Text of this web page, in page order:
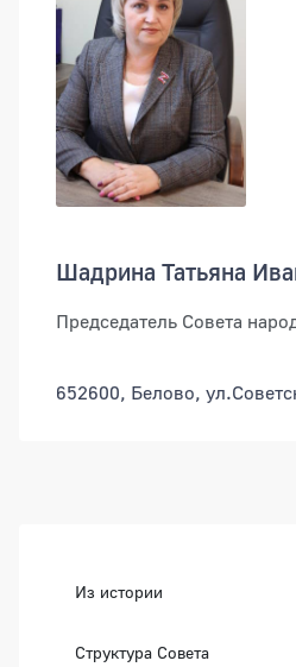
Шадрина Татьяна
Председатель Совета
652600, Белово,
Из истории
Структура Совета